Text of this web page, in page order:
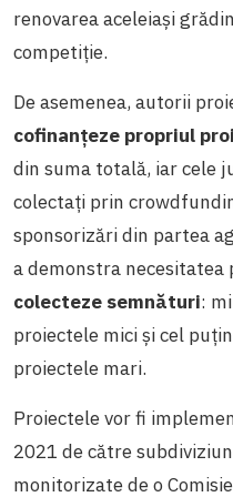
renovarea aceleiași
competiție.
De asemenea, autorii
cofinanțeze propriul
din suma totală, iar cele
colectați prin
sponsorizări din partea
a demonstra
colecteze semnături:
proiectele mici și cel
proiectele mari.
Proiectele vor fi
2021 de către
monitorizate de o